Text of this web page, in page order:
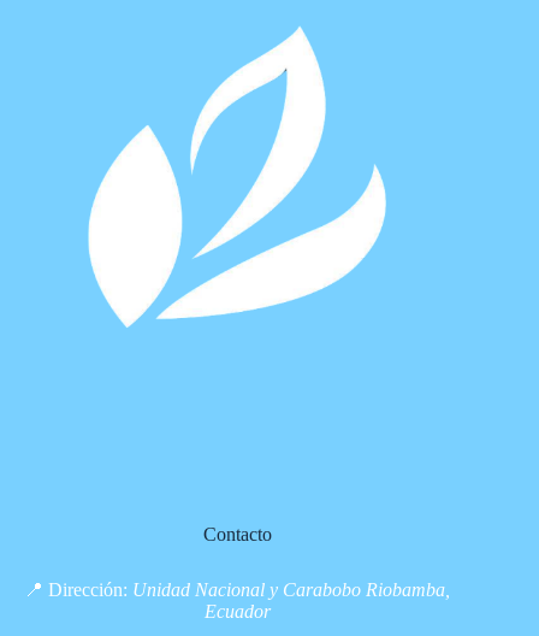
Contacto
📍 Dirección: Unidad Nacional y Carabobo Riobamba,
Ecuador